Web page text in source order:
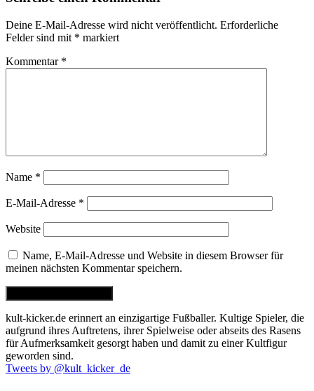
Deine E-Mail-Adresse wird nicht veröffentlicht. Erforderliche
Felder sind mit * markiert
Kommentar *
Name *
E-Mail-Adresse *
Website
Name, E-Mail-Adresse und Website in diesem Browser für
meinen nächsten Kommentar speichern.
kult-kicker.de erinnert an einzigartige Fußballer. Kultige Spieler, die
aufgrund ihres Auftretens, ihrer Spielweise oder abseits des Rasens
für Aufmerksamkeit gesorgt haben und damit zu einer Kultfigur
geworden sind.
Tweets by @kult_kicker_de